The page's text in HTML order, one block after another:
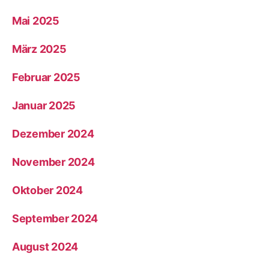
Mai 2025
März 2025
Februar 2025
Januar 2025
Dezember 2024
November 2024
Oktober 2024
September 2024
August 2024